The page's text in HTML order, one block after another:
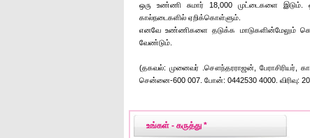
ஒரு உண்ணி சுமார் 18,000 முட்டைகளை இடும்.
கால்நடைகளில் ஏறிக்கொள்ளும்.
எனவே உண்ணிகளை தடுக்க மாடுகளின்மேலும்
வேண்டும்.
(தகவல்: முனைவர் .சௌந்தரராஜன், பேராசிரியர்,
சென்னை-600 007. போன்: 0442530 4000. விரிவு:
உங்கள் - கருத்து *